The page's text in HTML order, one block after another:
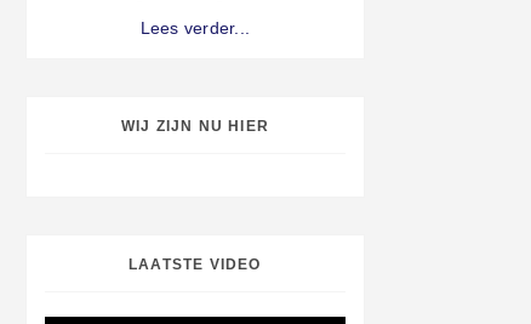
Lees verder...
WIJ ZIJN NU HIER
LAATSTE VIDEO